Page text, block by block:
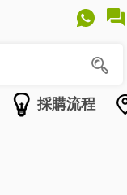
採購流程